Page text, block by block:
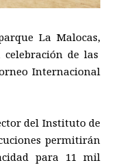
La Malocas,
celebración de las
Internacional
del Instituto de
permitirán
para 11 mil